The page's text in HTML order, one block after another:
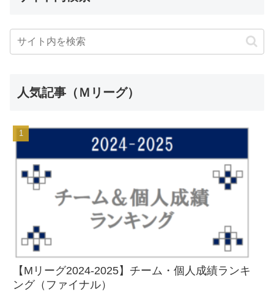
人気記事（Ｍリーグ）
【Mリーグ2024-2025】チーム・個人成績ランキ
ング（ファイナル）